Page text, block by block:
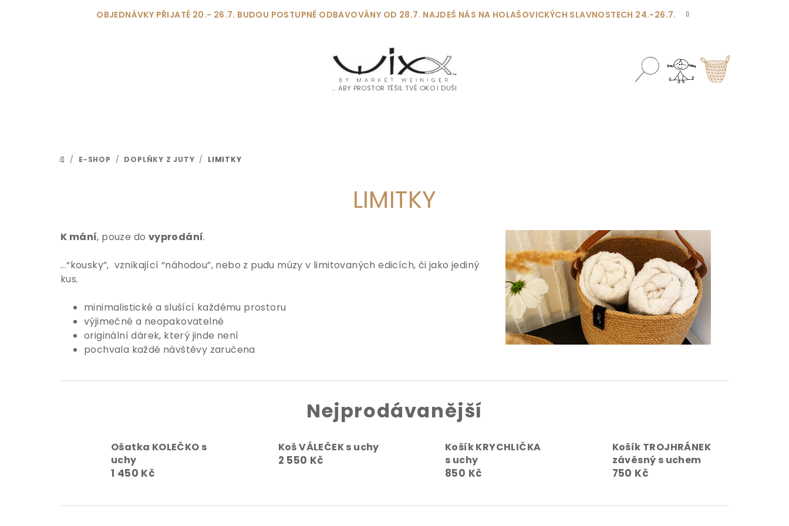
OBJEDNÁVKY PŘIJATÉ 20.- 26.7. BUDOU POSTUPNĚ ODBAVOVÁNY OD 28.7. NAJDEŠ NÁS NA HOLAŠOVICKÝCH SLAVNOSTECH 24.-26.7.
… ABY PROSTOR TĚŠIL TVÉ OKO I DUŠI HledatPřihlášeníNákupní
DOMŮ
/ E-SHOP / DOPLŇKY Z JUTY / LIMITKY
LIMITKY
K mání, pouze do vyprodání.
...“kousky”, vznikající “náhodou”, nebo z pudu múzy v limitovaných edicích, či jako jediný
kus.
minimalistické a slušící každému prostoru
výjimečné a neopakovatelné
originální dárek, který jinde není
pochvala každé návštěvy zaručena
Nejprodávanější
Ošatka KOLEČKO s
uchy
1 450 Kč
Koš VÁLEČEK s uchy
2 550 Kč
Košík KRYCHLIČKA
s uchy
850 Kč
Košík TROJHRÁNEK
závěsný s uchem
750 Kč